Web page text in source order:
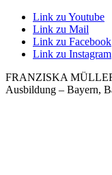
Link zu Youtube
Link zu Mail
Link zu Facebook
Link zu Instagram
FRANZISKA MÜLLER
Ausbildung – Bayern,